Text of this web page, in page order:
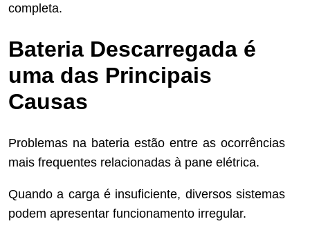
completa.
Bateria Descarregada é
uma das Principais
Causas
Problemas na bateria estão entre as ocorrências
mais frequentes relacionadas à pane elétrica.
Quando a carga é insuficiente, diversos sistemas
podem apresentar funcionamento irregular.